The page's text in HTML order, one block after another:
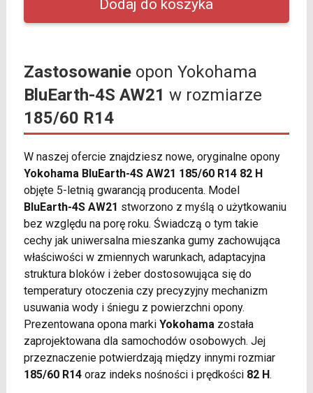
Zastosowanieopon Yokohama
BluEarth-4S AW21 w rozmiarze
185/60 R14
W naszej ofercie znajdziesz nowe, oryginalne opony
Yokohama BluEarth-4S AW21 185/60 R14 82 H
objęte 5-letnią gwarancją producenta. Model
BluEarth-4S AW21 stworzono z myślą o użytkowaniu
bez względu na porę roku. Świadczą o tym takie
cechy jak uniwersalna mieszanka gumy zachowująca
właściwości w zmiennych warunkach, adaptacyjna
struktura bloków i żeber dostosowująca się do
temperatury otoczenia czy precyzyjny mechanizm
usuwania wody i śniegu z powierzchni opony.
Prezentowana opona marki Yokohamazostała
zaprojektowana dla samochodów osobowych. Jej
przeznaczenie potwierdzają między innymi rozmiar
185/60 R14oraz indeks nośności i prędkości 82 H.